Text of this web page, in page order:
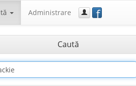
Administrare f
Caută